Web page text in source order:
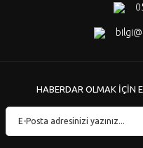
HABERDAR OLMAK İÇİN